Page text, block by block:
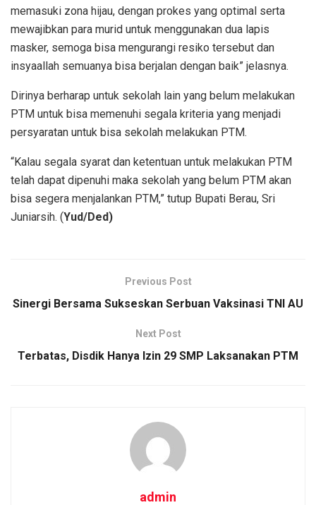
memasuki zona hijau, dengan prokes yang optimal serta
mewajibkan para murid untuk menggunakan dua lapis
masker, semoga bisa mengurangi resiko tersebut dan
insyaallah semuanya bisa berjalan dengan baik” jelasnya.
Dirinya berharap untuk sekolah lain yang belum melakukan
PTM untuk bisa memenuhi segala kriteria yang menjadi
persyaratan untuk bisa sekolah melakukan PTM.
“Kalau segala syarat dan ketentuan untuk melakukan PTM
telah dapat dipenuhi maka sekolah yang belum PTM akan
bisa segera menjalankan PTM,” tutup Bupati Berau, Sri
Juniarsih. (Yud/Ded)
Previous Post
Sinergi Bersama Sukseskan Serbuan Vaksinasi TNI AU
Next Post
Terbatas, Disdik Hanya Izin 29 SMP Laksanakan PTM
admin